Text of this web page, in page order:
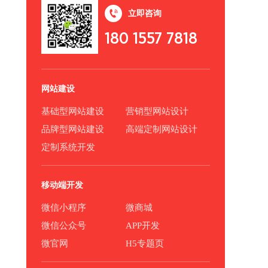
立即咨询
180 1557 7818
网站建设
基础型网站建设
营销型网站设计
品牌型网站建设
高端定制网站设计
定制系统开发
移动端开发
微信小程序
微商城
微信公众号
APP开发
微官网
H5专题页